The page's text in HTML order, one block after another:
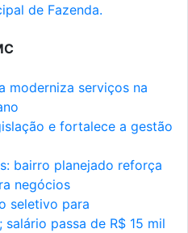
de Fazenda.
moderniza serviços na
e fortalece a gestão
bairro planejado reforça
negócios
seletivo para
passa de R$ 15 mil